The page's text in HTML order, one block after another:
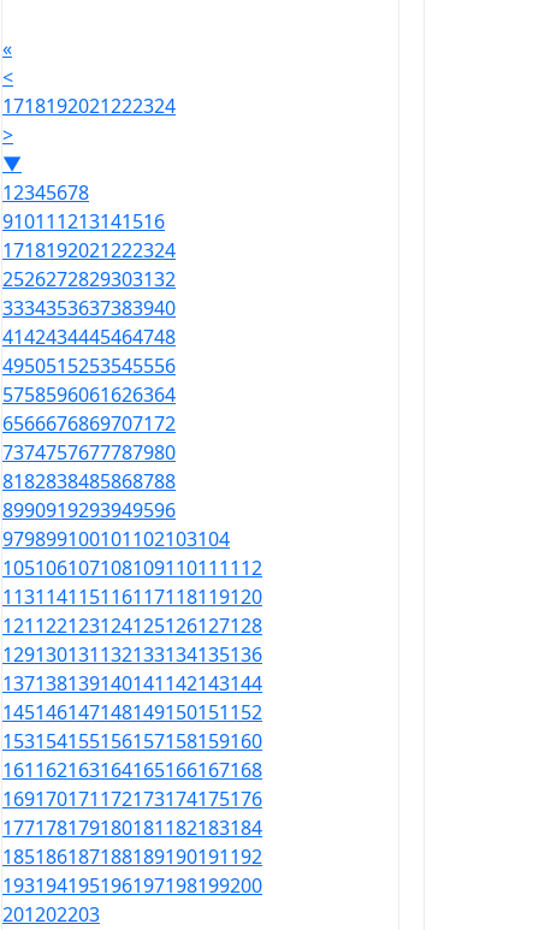
«
<
1718192021222324
>
▼
12345678
910111213141516
1718192021222324
2526272829303132
3334353637383940
4142434445464748
4950515253545556
5758596061626364
6566676869707172
7374757677787980
8182838485868788
8990919293949596
979899100101102103104
105106107108109110111112
113114115116117118119120
121122123124125126127128
129130131132133134135136
137138139140141142143144
145146147148149150151152
153154155156157158159160
161162163164165166167168
169170171172173174175176
177178179180181182183184
185186187188189190191192
193194195196197198199200
201202203